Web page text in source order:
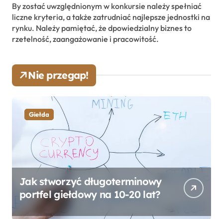
By zostać uwzględnionym w konkursie należy spełniać
liczne kryteria, a także zatrudniać najlepsze jednostki na
rynku. Należy pamiętać, że dpowiedzialny biznes to
rzetelność, zaangażowanie i pracowitość.
Nie przegap!
Giełda
Jak stworzyć długoterminowy
portfel giełdowy na 10-20 lat?